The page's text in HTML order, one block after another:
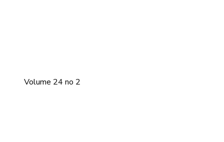
Volume 24 no 2